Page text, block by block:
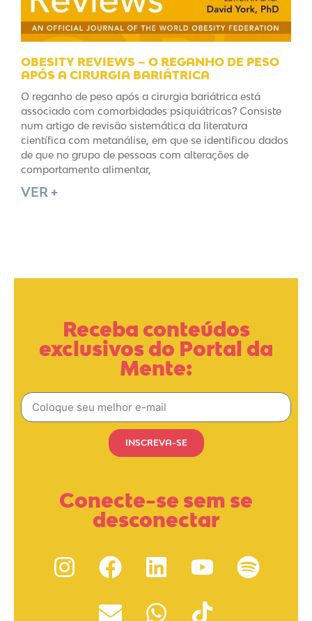
OBESITY REVIEWS – O REGANHO DE PESO
APÓS A CIRURGIA BARIÁTRICA
O reganho de peso após a cirurgia bariátrica está
associado com comorbidades psiquiátricas? Consiste
num artigo de revisão sistemática da literatura
científica com metanálise, em que se identificou dados
de que no grupo de pessoas com alterações de
comportamento alimentar,
VER +
Receba conteúdos
exclusivos do Portal da
Mente:
INSCREVA-SE
Conecte-se sem se
desconectar